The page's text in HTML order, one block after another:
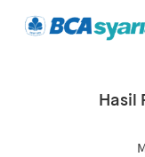
Hasil